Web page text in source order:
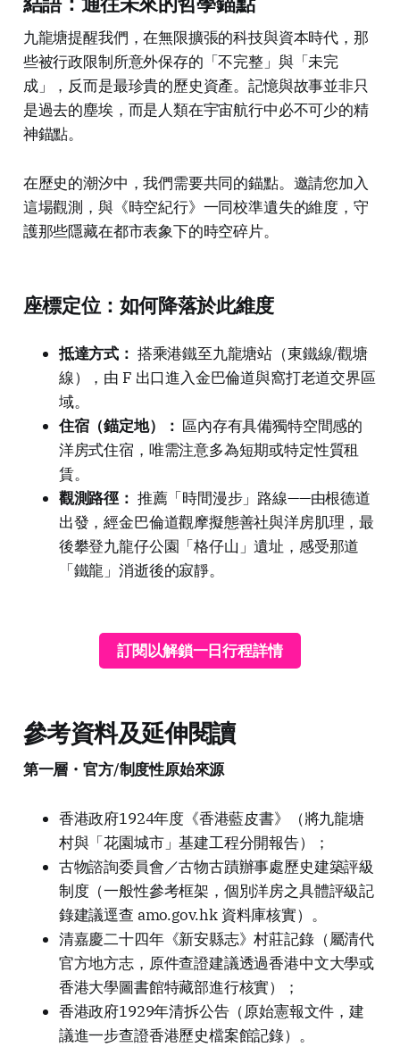
九龍塘提醒我們，在無限擴張的科技與資本時代，那
些被行政限制所意外保存的「不完整」與「未完
成」，反而是最珍貴的歷史資產。記憶與故事並非只
是過去的塵埃，而是人類在宇宙航行中必不可少的精
神錨點。
在歷史的潮汐中，我們需要共同的錨點。邀請您加入
這場觀測，與《時空紀行》一同校準遺失的維度，守
護那些隱藏在都市表象下的時空碎片。
座標定位：如何降落於此維度
抵達方式： 搭乘港鐵至九龍塘站（東鐵線/觀塘
線），由 F 出口進入金巴倫道與窩打老道交界區
域。
住宿（錨定地）： 區內存有具備獨特空間感的
洋房式住宿，唯需注意多為短期或特定性質租
賃。
觀測路徑： 推薦「時間漫步」路線——由根德道
出發，經金巴倫道觀摩擬態善社與洋房肌理，最
後攀登九龍仔公園「格仔山」遺址，感受那道
「鐵龍」消逝後的寂靜。
訂閱以解鎖一日行程詳情
參考資料及延伸閱讀
第一層・官方/制度性原始來源
香港政府1924年度《香港藍皮書》（將九龍塘
村與「花園城市」基建工程分開報告）；
古物諮詢委員會／古物古蹟辦事處歷史建築評級
制度（一般性參考框架，個別洋房之具體評級記
錄建議逕查 amo.gov.hk 資料庫核實）。
清嘉慶二十四年《新安縣志》村莊記錄（屬清代
官方地方志，原件查證建議透過香港中文大學或
香港大學圖書館特藏部進行核實）；
香港政府1929年清拆公告（原始憲報文件，建
議進一步查證香港歷史檔案館記錄）。